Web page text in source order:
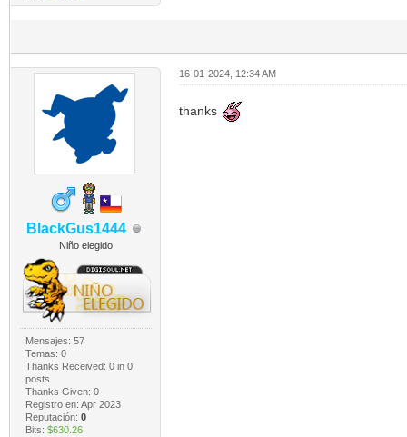
BlackGus1444
Niño elegido
Mensajes: 57
Temas: 0
Thanks Received: 0in 0
posts
Thanks Given: 0
Registro en: Apr 2023
Reputación: 0
Bits: $630.26
16-01-2024, 12:34 AM
thanks